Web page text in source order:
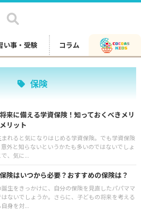
い事・受験 コラム
保険
来に備える学資保険！知っておくべきメリ
リット
れると気になりはじめる学資保険。でも学資保険
外と知らないというかたも多いのではないでしょ
、気に...
険はいつから必要？おすすめの保険は？
生をきっかけに、自分の保険を見直したパパママ
ないでしょうか。さらに、子どもの将来を考える
身を対...